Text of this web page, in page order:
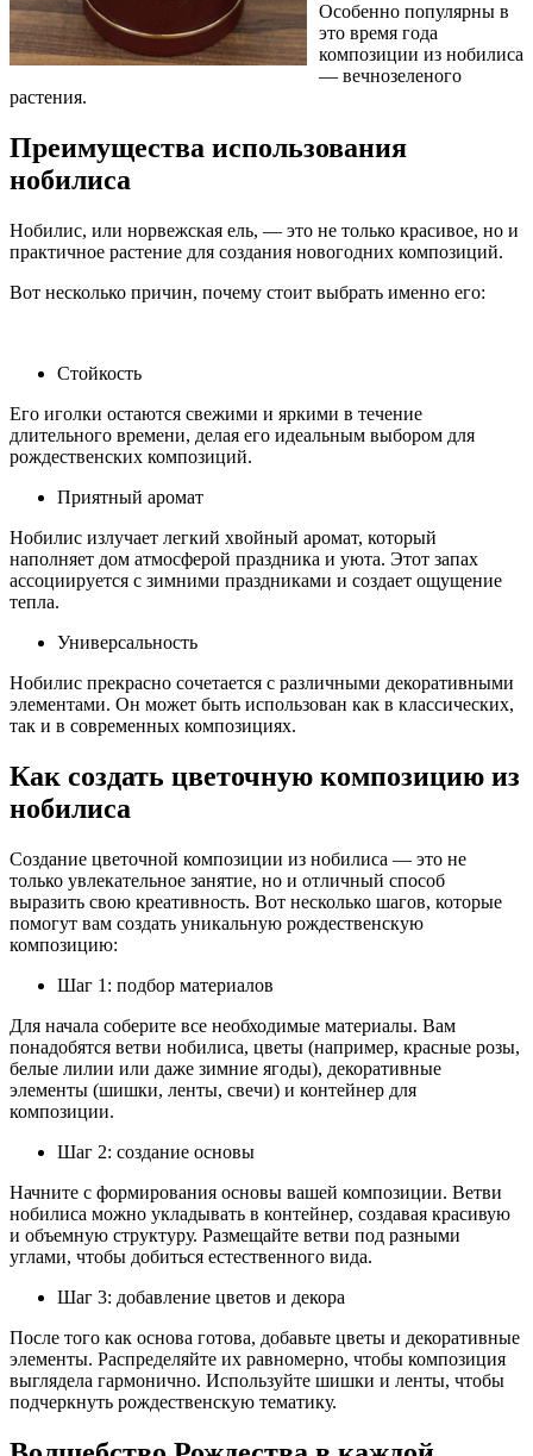
Особенно популярны в
это время года
композиции из нобилиса
— вечнозеленого
растения.
Преимущества использования
нобилиса
Нобилис, или норвежская ель, — это не только красивое, но и
практичное растение для создания новогодних композиций.
Вот несколько причин, почему стоит выбрать именно его:
Стойкость
Его иголки остаются свежими и яркими в течение
длительного времени, делая его идеальным выбором для
рождественских композиций.
Приятный аромат
Нобилис излучает легкий хвойный аромат, который
наполняет дом атмосферой праздника и уюта. Этот запах
ассоциируется с зимними праздниками и создает ощущение
тепла.
Универсальность
Нобилис прекрасно сочетается с различными декоративными
элементами. Он может быть использован как в классических,
так и в современных композициях.
Как создать цветочную композицию из
нобилиса
Создание цветочной композиции из нобилиса — это не
только увлекательное занятие, но и отличный способ
выразить свою креативность. Вот несколько шагов, которые
помогут вам создать уникальную рождественскую
композицию:
Шаг 1: подбор материалов
Для начала соберите все необходимые материалы. Вам
понадобятся ветви нобилиса, цветы (например, красные розы,
белые лилии или даже зимние ягоды), декоративные
элементы (шишки, ленты, свечи) и контейнер для
композиции.
Шаг 2: создание основы
Начните с формирования основы вашей композиции. Ветви
нобилиса можно укладывать в контейнер, создавая красивую
и объемную структуру. Размещайте ветви под разными
углами, чтобы добиться естественного вида.
Шаг 3: добавление цветов и декора
После того как основа готова, добавьте цветы и декоративные
элементы. Распределяйте их равномерно, чтобы композиция
выглядела гармонично. Используйте шишки и ленты, чтобы
подчеркнуть рождественскую тематику.